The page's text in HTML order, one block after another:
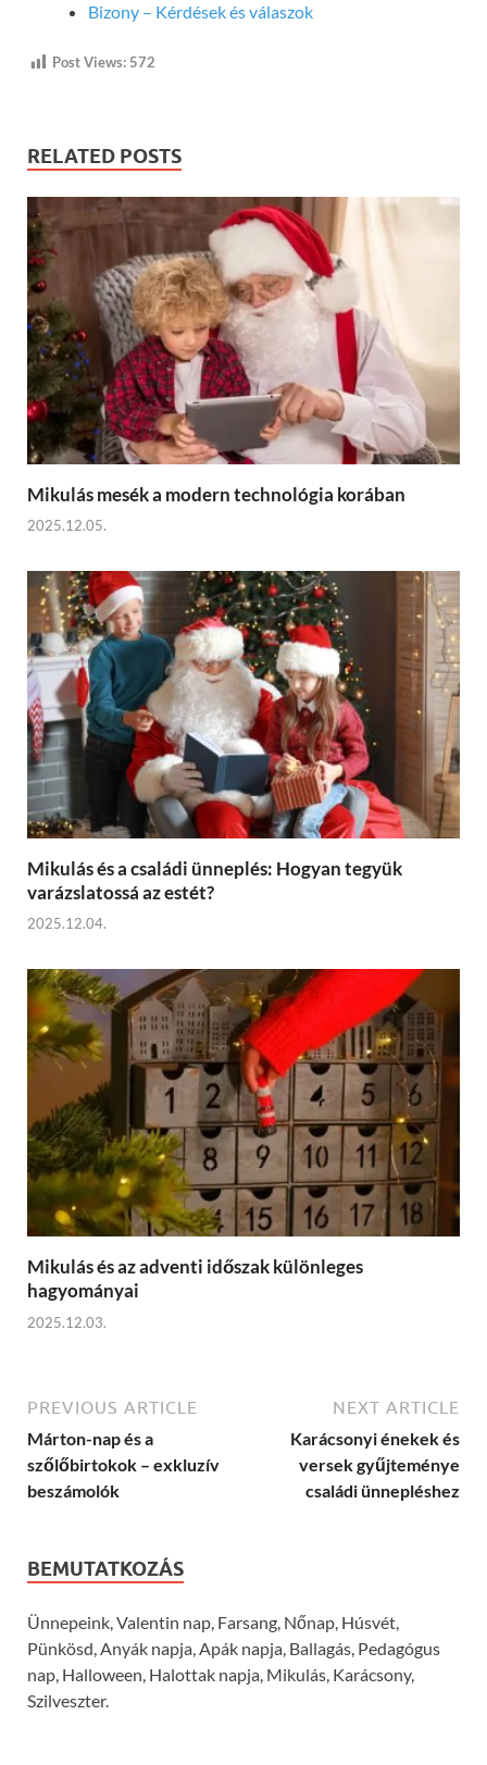
Bizony – Kérdések és válaszok
Post Views: 572
RELATED POSTS
Mikulás mesék a modern technológia korában
2025.12.05.
Mikulás és a családi ünneplés: Hogyan tegyük
varázslatossá az estét?
2025.12.04.
Mikulás és az adventi időszak különleges
hagyományai
2025.12.03.
PREVIOUS ARTICLE
Márton-nap és a
szőlőbirtokok – exkluzív
beszámolók
NEXT ARTICLE
Karácsonyi énekek és
versek gyűjteménye
családi ünnepléshez
BEMUTATKOZÁS
Ünnepeink, Valentin nap, Farsang, Nőnap, Húsvét,
Pünkösd, Anyák napja, Apák napja, Ballagás, Pedagógus
nap, Halloween, Halottak napja, Mikulás, Karácsony,
Szilveszter.